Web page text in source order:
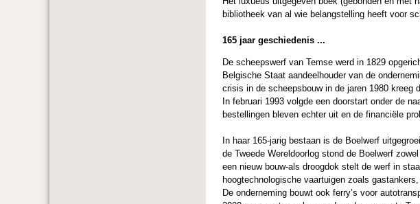
bibliotheek van al wie belangstelling heeft voor
165 jaar geschiedenis ...
De scheepswerf van Temse werd in 1829
Belgische Staat aandeelhouder van de
crisis in de scheepsbouw in de jaren 1980 kreeg
In februari 1993 volgde een doorstart onder de
bestellingen bleven echter uit en de financiële
In haar 165-jarig bestaan is de Boelwerf
de Tweede Wereldoorlog stond de Boelwerf
een nieuw bouw-als droogdok stelt de werf in
hoogtechnologische vaartuigen zoals
De onderneming bouwt ook ferry’s voor